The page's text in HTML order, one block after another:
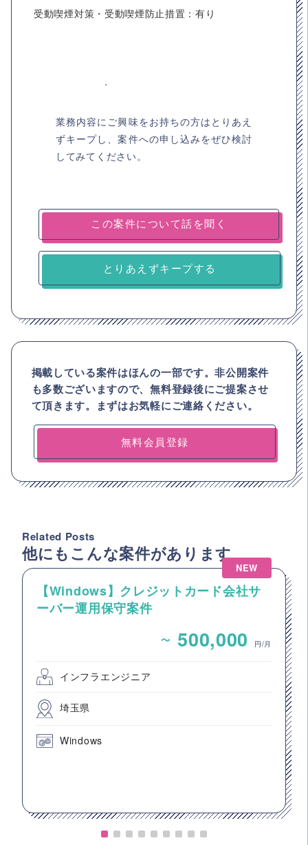
受動喫煙対策・受動喫煙防止措置：有り
業務内容にご興味をお持ちの方はとりあえ
ずキープし、案件への申し込みをぜひ検討
してみてください。
とりあえずキープする
掲載している案件はほんの一部です。非公開案件
も多数ございますので、無料登録後にご提案させ
て頂きます。まずはお気軽にご連絡ください。
無料会員登録
Related Posts
他にもこんな案件があります
NEW
【Windows】クレジットカード会社サ
ーバー運用保守案件
~ 500,000 円/月
インフラエンジニア
埼玉県
Windows